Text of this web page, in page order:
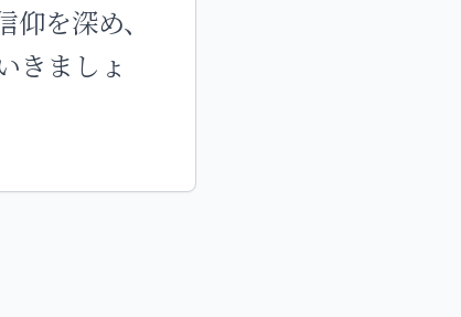
を深め、
きましょ